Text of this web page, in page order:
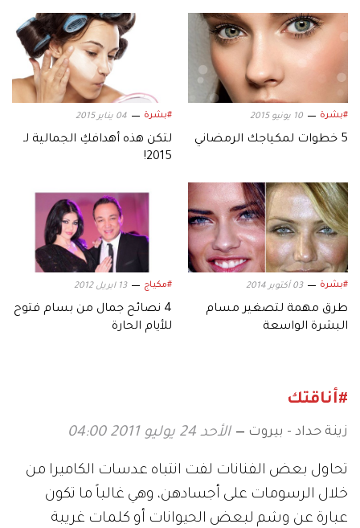
#بشرة 10 يونيو 2015
5 خطوات لمكياجك الرمضاني
#بشرة 04 يناير 2015
لتكن هذه أهدافكِ الجمالية لـ
2015!
#بشرة 03 أكتوبر 2014
طرق مهمة لتصغير مسام
البشرة الواسعة
#مكياج 13 ابريل 2012
4 نصائح جمال من بسام فتوح
للأيام الحارة
#أناقتك
زينة حداد - بيروت الأحد 24 يوليو 2011 04:00
تحاول بعض الفنانات لفت انتباه عدسات الكاميرا من
خلال الرسومات على أجسادهن، وهي غالباً ما تكون
عبارة عن وشم لبعض الحيوانات أو كلمات غريبة